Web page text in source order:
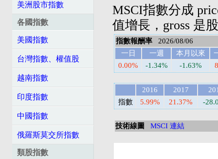
美洲股市指數
各國指數
美國指數
台灣指數、權值股
越南指數
印度指數
中國指數
俄羅斯莫交所指數
類股指數
MSCI指數分成
值增長，gross 是
指數報酬率 2026/08/06
一日
一週 本月以來
0.00%
-1.34% -1.63%
2016 2017
指數
5.99% 21.37% -
技術線圖 MSCI 連結